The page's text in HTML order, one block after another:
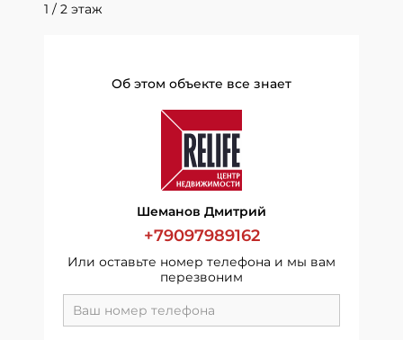
1 / 2 этаж
Об этом объекте все знает
Шеманов Дмитрий
+79097989162
Или оставьте номер телефона и мы вам
перезвоним